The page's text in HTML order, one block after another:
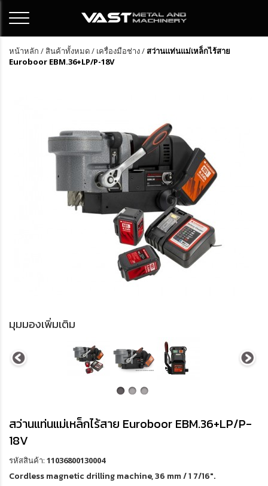
หน้าหลัก / สินค้าทั้งหมด/ เครื่องมือช่าง/สว่านแท่นแม่เหล็กไร้สาย
Euroboor EBM.36+LP/P-18V
มุมมองเพิ่มเติม
สว่านแท่นแม่เหล็กไร้สาย Euroboor EBM.36+LP/P-
18V
รหัสสินค้า: 11036800130004
Cordless magnetic drilling machine, 36 mm / 1 7/16".